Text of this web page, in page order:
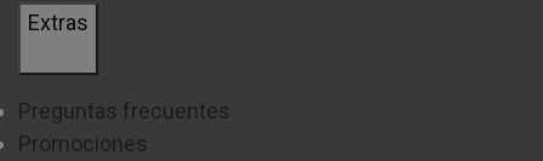
Extras
Preguntas frecuentes
Promociones